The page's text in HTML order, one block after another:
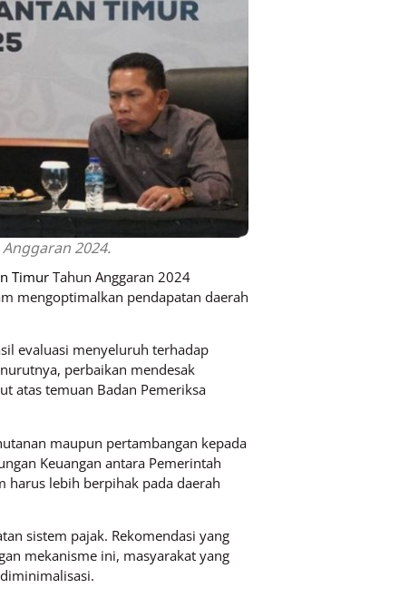
2024.
Timur Tahun Anggaran 2024
mengoptimalkan pendapatan daerah
evaluasi menyeluruh terhadap
perbaikan mendesak
atas temuan Badan Pemeriksa
maupun pertambangan kepada
Keuangan antara Pemerintah
harus lebih berpihak pada daerah
sistem pajak. Rekomendasi yang
mekanisme ini, masyarakat yang